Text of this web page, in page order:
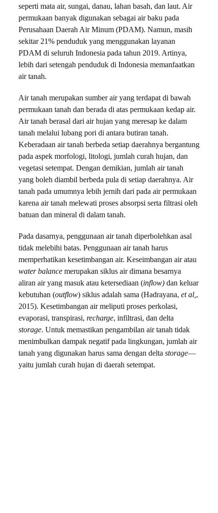
seperti mata air, sungai, danau, lahan basah, dan laut. Air
permukaan banyak digunakan sebagai air baku pada
Perusahaan Daerah Air Minum (PDAM). Namun, masih
sekitar 21% penduduk yang menggunakan layanan
PDAM di seluruh Indonesia pada tahun 2019. Artinya,
lebih dari setengah penduduk di Indonesia memanfaatkan
air tanah.
Air tanah merupakan sumber air yang terdapat di bawah
permukaan tanah dan berada di atas permukaan kedap air.
Air tanah berasal dari air hujan yang meresap ke dalam
tanah melalui lubang pori di antara butiran tanah.
Keberadaan air tanah berbeda setiap daerahnya bergantung
pada aspek morfologi, litologi, jumlah curah hujan, dan
vegetasi setempat. Dengan demikian, jumlah air tanah
yang boleh diambil berbeda pula di setiap daerahnya. Air
tanah pada umumnya lebih jernih dari pada air permukaan
karena air tanah melewati proses absorpsi serta filtrasi oleh
batuan dan mineral di dalam tanah.
Pada dasarnya, penggunaan air tanah diperbolehkan asal
tidak melebihi batas. Penggunaan air tanah harus
memperhatikan kesetimbangan air. Keseimbangan air atau
water balance merupakan siklus air dimana besarnya
aliran air yang masuk atau ketersediaan (inflow) dan keluar
kebutuhan (outflow) siklus adalah sama (Hadrayana, et al,,
2015). Kesetimbangan air meliputi proses perkolasi,
evaporasi, transpirasi, recharge, infiltrasi, dan delta
storage. Untuk memastikan pengambilan air tanah tidak
menimbulkan dampak negatif pada lingkungan, jumlah air
tanah yang digunakan harus sama dengan delta storage—
yaitu jumlah curah hujan di daerah setempat.